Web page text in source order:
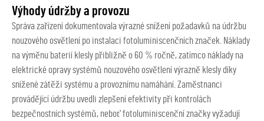
Výhody údržby a provozu
Správa zařízení dokumentovala výrazné snížení požadavků na údržbu
nouzového osvětlení po instalaci fotoluminiscenčních značek. Náklady
na výměnu baterií klesly přibližně o 60 % ročně, zatímco náklady na
elektrické opravy systémů nouzového osvětlení výrazně klesly díky
snížené zátěži systému a provoznímu namáhání. Zaměstnanci
provádějící údržbu uvedli zlepšení efektivity při kontrolách
bezpečnostních systémů, neboť fotoluminiscenční značky vyžadují